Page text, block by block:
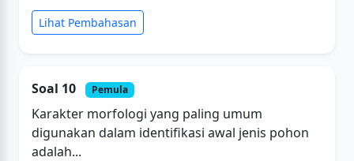
Lihat Pembahasan
Soal 10 Pemula
Karakter morfologi yang paling umum
digunakan dalam identifikasi awal jenis pohon
adalah...